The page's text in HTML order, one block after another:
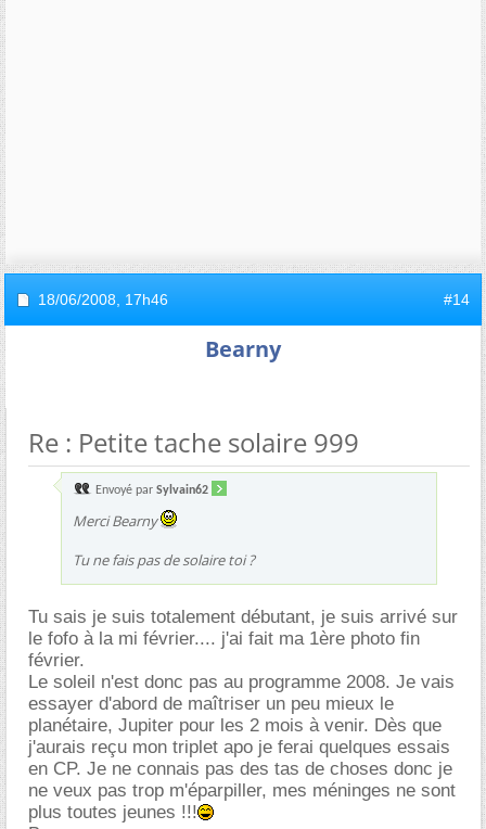
18/06/2008, 17h46 #14
Bearny
Re : Petite tache solaire 999
Envoyé par Sylvain62
Merci Bearny
Tu ne fais pas de solaire toi ?
Tu sais je suis totalement débutant, je suis arrivé sur
le fofo à la mi février.... j'ai fait ma 1ère photo fin
février.
Le soleil n'est donc pas au programme 2008. Je vais
essayer d'abord de maîtriser un peu mieux le
planétaire, Jupiter pour les 2 mois à venir. Dès que
j'aurais reçu mon triplet apo je ferai quelques essais
en CP. Je ne connais pas des tas de choses donc je
ne veux pas trop m'éparpiller, mes méninges ne sont
plus toutes jeunes !!!